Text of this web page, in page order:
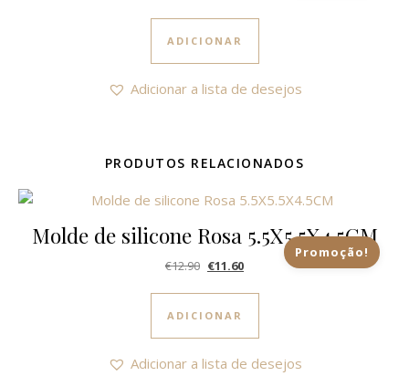
ADICIONAR
Adicionar a lista de desejos
PRODUTOS RELACIONADOS
Promoção!
Molde de silicone Rosa 5.5X5.5X4.5CM
€12.90 O preço original era: €12.90.
€11.60O preço atual é: €11.60.
ADICIONAR
Adicionar a lista de desejos